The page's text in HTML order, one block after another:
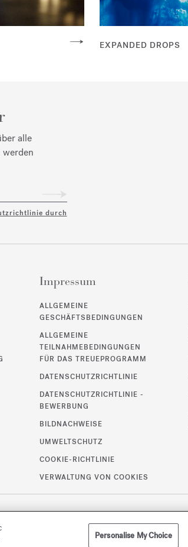
EXPANDED DROPS
alle
durch
Impressum
ALLGEMEINE
GESCHÄFTSBEDINGUNGEN
ALLGEMEINE
TEILNAHMEBEDINGUNGEN
FÜR DAS TREUEPROGRAMM
DATENSCHUTZRICHTLINIE
DATENSCHUTZRICHTLINIE -
BEWERBUNG
BILDNACHWEISE
UMWELTSCHUTZ
COOKIE-RICHTLINIE
VERWALTUNG VON COOKIES
Personalise My Choice